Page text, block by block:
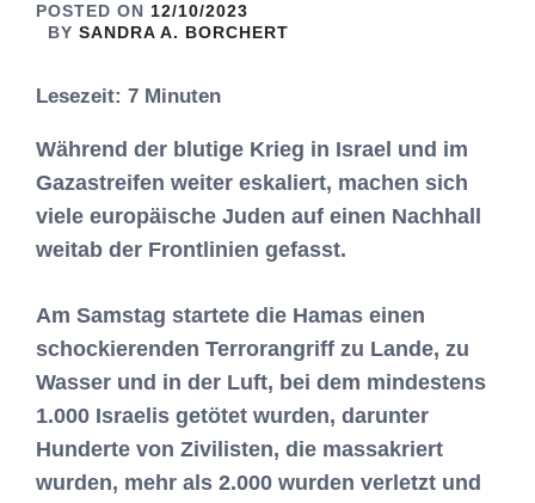
POSTED ON 12/10/2023
BY SANDRA A. BORCHERT
Lesezeit: 7 Minuten
Während der blutige Krieg in Israel und im
Gazastreifen weiter eskaliert, machen sich
viele europäische Juden auf einen Nachhall
weitab der Frontlinien gefasst.
Am Samstag startete die Hamas einen
schockierenden Terrorangriff zu Lande, zu
Wasser und in der Luft, bei dem mindestens
1.000 Israelis getötet wurden, darunter
Hunderte von Zivilisten, die massakriert
wurden, mehr als 2.000 wurden verletzt und